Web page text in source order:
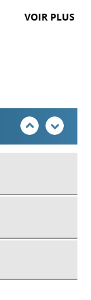
VOIR PLUS